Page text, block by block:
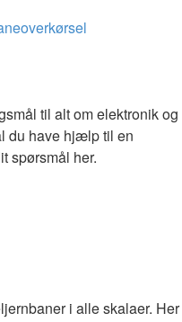
til alt om elektronik og
du have hjælp til en
spørsmål her.
i alle skalaer. Her